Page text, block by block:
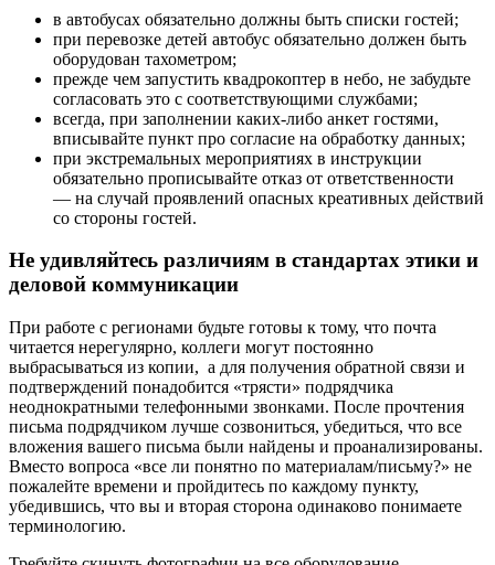
в автобусах обязательно должны быть списки гостей;
при перевозке детей автобус обязательно должен быть
оборудован тахометром;
прежде чем запустить квадрокоптер в небо, не забудьте
согласовать это с соответствующими службами;
всегда, при заполнении каких-либо анкет гостями,
вписывайте пункт про согласие на обработку данных;
при экстремальных мероприятиях в инструкции
обязательно прописывайте отказ от ответственности
— на случай проявлений опасных креативных действий
со стороны гостей.
Не удивляйтесь различиям в стандартах этики и
деловой коммуникации
При работе с регионами будьте готовы к тому, что почта
читается нерегулярно, коллеги могут постоянно
выбрасываться из копии, а для получения обратной связи и
подтверждений понадобится «трясти» подрядчика
неоднократными телефонными звонками. После прочтения
письма подрядчиком лучше созвониться, убедиться, что все
вложения вашего письма были найдены и проанализированы.
Вместо вопроса «все ли понятно по материалам/письму?» не
пожалейте времени и пройдитесь по каждому пункту,
убедившись, что вы и вторая сторона одинаково понимаете
терминологию.